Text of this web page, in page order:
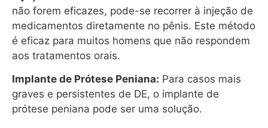
não forem eficazes, pode-se recorrer à injeção de
medicamentos diretamente no pênis. Este método
é eficaz para muitos homens que não respondem
aos tratamentos orais.
Implante de Prótese Peniana: Para casos mais
graves e persistentes de DE, o implante de
prótese peniana pode ser uma solução.